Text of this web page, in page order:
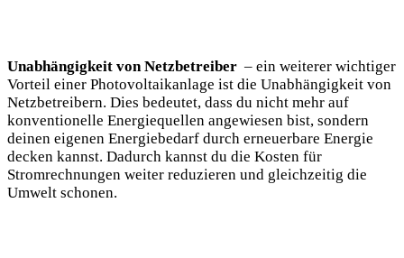
Unabhängigkeit von Netzbetreiber ‍ – ⁣ein weiterer wichtiger
Vorteil einer Photovoltaikanlage ist die Unabhängigkeit von
Netzbetreibern. ‌Dies‌ bedeutet, dass du nicht mehr⁢ auf
‌konventionelle Energiequellen angewiesen bist, sondern
deinen eigenen Energiebedarf durch​ erneuerbare Energie
decken ‌kannst. Dadurch kannst du die Kosten für
Stromrechnungen weiter reduzieren⁤ und gleichzeitig die
Umwelt schonen.